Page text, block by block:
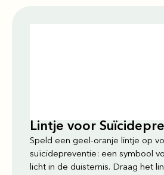
Lintje voor
Speld een geel-oranje lintje op
suïcidepreventie: een symbool
licht in de duisternis. Draag het